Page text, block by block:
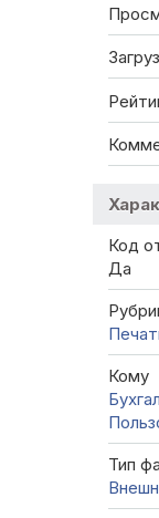
Код
Да
Кому
Тип